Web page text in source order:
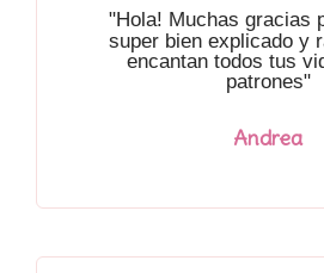
"Hola! Muchas gracias
super bien explicado y
encantan todos tus
patrones"
Andrea